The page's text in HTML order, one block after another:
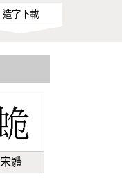
造字下載
宋體